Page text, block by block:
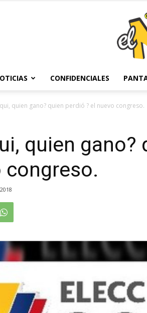
CONFIDENCIALES
quien gano? quien perdió ? el nuevo congreso.
quien gano?
congreso.